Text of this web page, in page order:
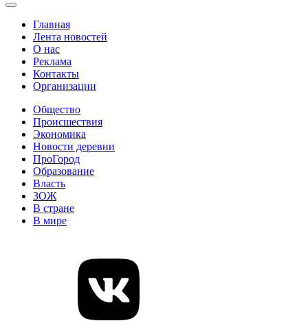
Главная
Лента новостей
О нас
Реклама
Контакты
Организации
Общество
Происшествия
Экономика
Новости деревни
ПроГород
Образование
Власть
ЗОЖ
В стране
В мире